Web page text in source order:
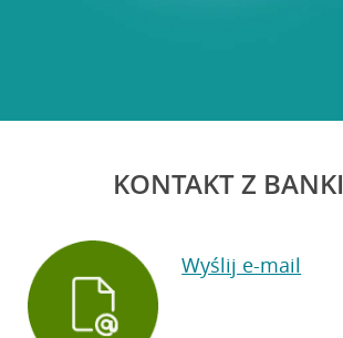
KONTAKT Z
Wyślij e-mail